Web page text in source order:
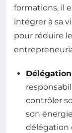
formations, il
intégrer à sa
pour réduire
Délégation
contrôler
son
délégation